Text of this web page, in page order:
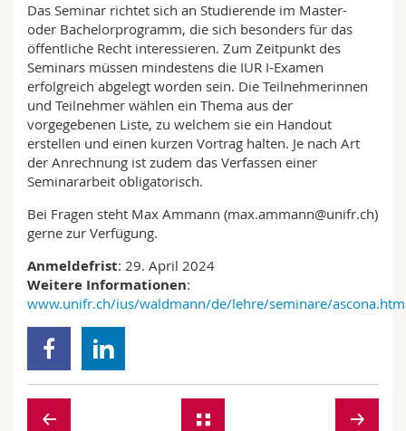
Das Seminar richtet sich an Studierende im Master-
oder Bachelorprogramm, die sich besonders für das
öffentliche Recht interessieren. Zum Zeitpunkt des
Seminars müssen mindestens die IUR I-Examen
erfolgreich abgelegt worden sein. Die Teilnehmerinnen
und Teilnehmer wählen ein Thema aus der
vorgegebenen Liste, zu welchem sie ein Handout
erstellen und einen kurzen Vortrag halten. Je nach Art
der Anrechnung ist zudem das Verfassen einer
Seminararbeit obligatorisch.
Bei Fragen steht Max Ammann (max.ammann@unifr.ch)
gerne zur Verfügung.
Anmeldefrist: 29. April 2024
Weitere Informationen:
www.unifr.ch/ius/waldmann/de/lehre/seminare/